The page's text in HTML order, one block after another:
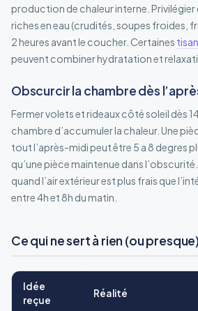
production de chaleur interne. Privilégier
riches en eau (crudités, soupes froides,
2 heures avant le coucher. Certaines
peuvent combiner hydratation et
Obscurcir la chambre dès
Fermer volets et rideaux côté soleil dès
chambre d’accumuler la chaleur. Une
tout l’après-midi peut être 5 a 8 degres
qu’une pièce maintenue dans
quand l’air extérieur est plus frais que
entre 4h et 8h du matin.
Ce qui ne sert à rien (ou presque)
Idée
reçue
Réalité